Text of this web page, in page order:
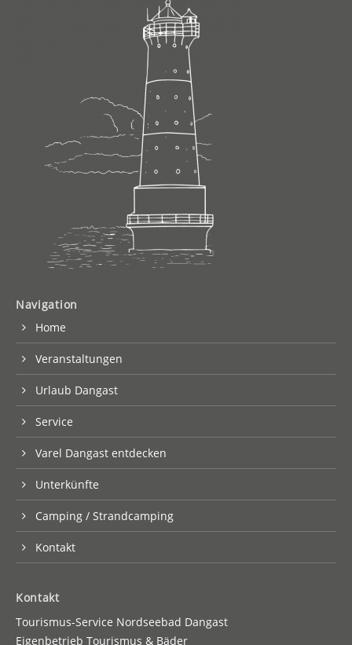
Navigation
Home
Veranstaltungen
Urlaub Dangast
Service
Varel Dangast entdecken
Unterkünfte
Camping / Strandcamping
Kontakt
Kontakt
Tourismus-Service Nordseebad Dangast
Eigenbetrieb Tourismus & Bäder